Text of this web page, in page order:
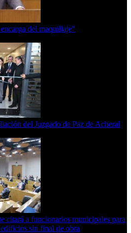
del maquillaje”
del Juzgado de Paz de Acheral
citará a funcionarios municipales para
sin final de obra